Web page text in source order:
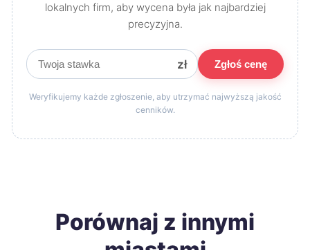
lokalnych firm, aby wycena była jak najbardziej
precyzyjna.
zł Zgłoś cenę
Weryfikujemy każde zgłoszenie, aby utrzymać najwyższą jakość
cenników.
Porównaj z innymi